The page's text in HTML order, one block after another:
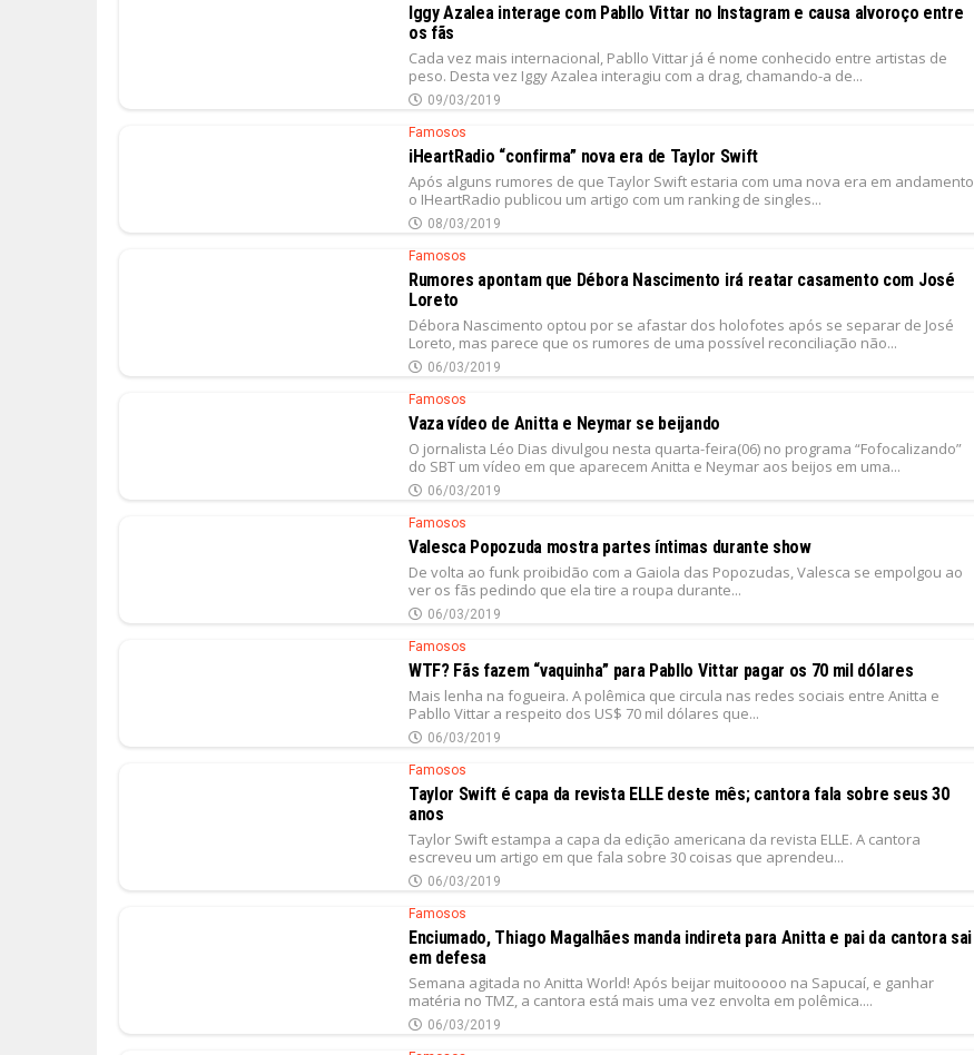
Iggy Azalea interage com Pabllo Vittar no Instagram e causa alvoroço entre
os fãs
Cada vez mais internacional, Pabllo Vittar já é nome conhecido entre artistas de
peso. Desta vez Iggy Azalea interagiu com a drag, chamando-a de...
09/03/2019
Famosos
iHeartRadio “confirma” nova era de Taylor Swift
Após alguns rumores de que Taylor Swift estaria com uma nova era em andamento
o IHeartRadio publicou um artigo com um ranking de singles...
08/03/2019
Famosos
Rumores apontam que Débora Nascimento irá reatar casamento com José
Loreto
Débora Nascimento optou por se afastar dos holofotes após se separar de José
Loreto, mas parece que os rumores de uma possível reconciliação não...
06/03/2019
Famosos
Vaza vídeo de Anitta e Neymar se beijando
O jornalista Léo Dias divulgou nesta quarta-feira(06) no programa “Fofocalizando”
do SBT um vídeo em que aparecem Anitta e Neymar aos beijos em uma...
06/03/2019
Famosos
Valesca Popozuda mostra partes íntimas durante show
De volta ao funk proibidão com a Gaiola das Popozudas, Valesca se empolgou ao
ver os fãs pedindo que ela tire a roupa durante...
06/03/2019
Famosos
WTF? Fãs fazem “vaquinha” para Pabllo Vittar pagar os 70 mil dólares
Mais lenha na fogueira. A polêmica que circula nas redes sociais entre Anitta e
Pabllo Vittar a respeito dos US$ 70 mil dólares que...
06/03/2019
Famosos
Taylor Swift é capa da revista ELLE deste mês; cantora fala sobre seus 30
anos
Taylor Swift estampa a capa da edição americana da revista ELLE. A cantora
escreveu um artigo em que fala sobre 30 coisas que aprendeu...
06/03/2019
Famosos
Enciumado, Thiago Magalhães manda indireta para Anitta e pai da cantora sai
em defesa
Semana agitada no Anitta World! Após beijar muitooooo na Sapucaí, e ganhar
matéria no TMZ, a cantora está mais uma vez envolta em polêmica....
06/03/2019